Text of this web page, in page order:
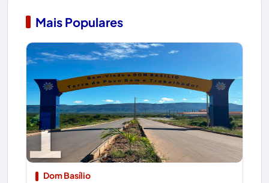
Mais Populares
1
Dom Basílio